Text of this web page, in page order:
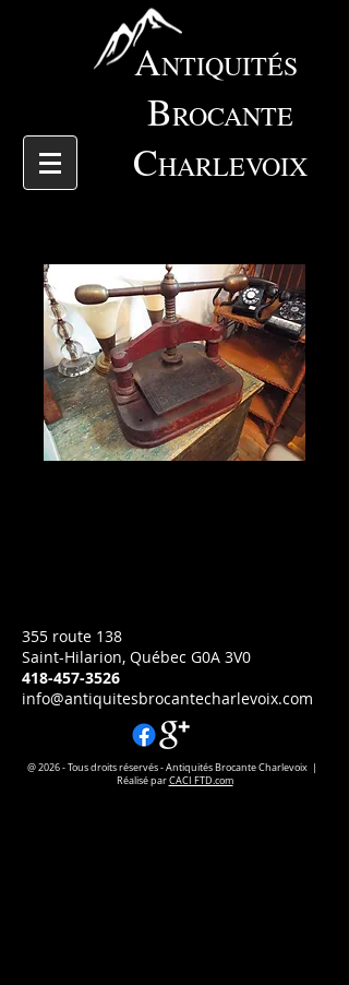
ANTIQUITÉS
BROCANTE
CHARLEVOIX
355 route 138
Saint-Hilarion, Québec G0A 3V0
418-457-3526
info@antiquitesbrocantecharlevoix.com
@ 2026 - Tous droits réservés - Antiquités Brocante Charlevoix |
Réalisé parCACI FTD.com